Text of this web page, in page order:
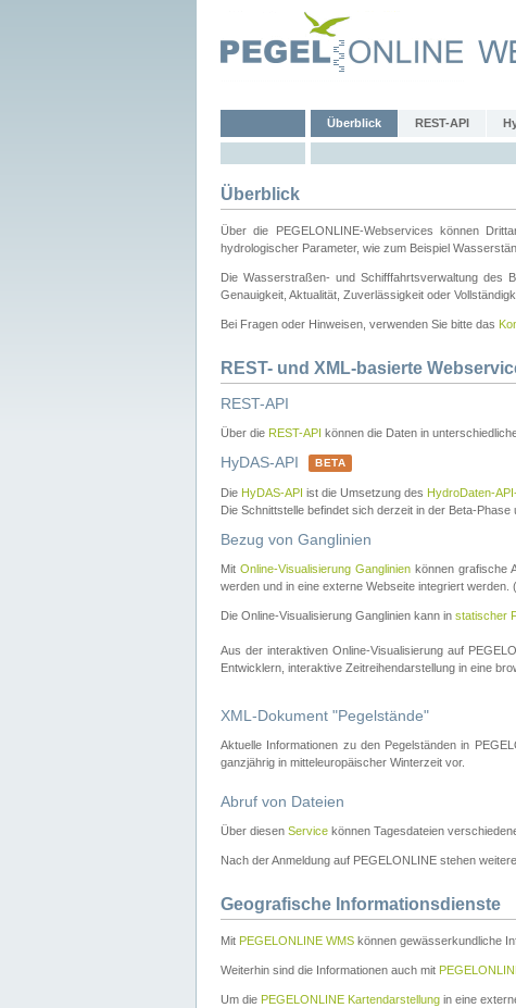
Überblick REST-API
Überblick
Über die PEGELONLINE-Webservices können
hydrologischer Parameter, wie zum Beispiel
Die Wasserstraßen- und Schifffahrtsverwaltung des
Genauigkeit, Aktualität, Zuverlässigkeit oder
Bei Fragen oder Hinweisen, verwenden Sie bitte das
REST- und XML-basierte
REST-API
Über die REST-API können die Daten in
HyDAS-API BETA
Die HyDAS-API ist die Umsetzung des HydroDaten-
Die Schnittstelle befindet sich derzeit in der Beta-
Bezug von Ganglinien
MitOnline-Visualisierung Ganglinien können grafische
werden und in eine externe Webseite integriert werden. (
Die Online-Visualisierung Ganglinien kann in statischer
Aus der interaktiven Online-Visualisierung auf
Entwicklern, interaktive Zeitreihendarstellung in eine
XML-Dokument "Pegelstände"
Aktuelle Informationen zu den Pegelständen in
ganzjährig in mitteleuropäischer Winterzeit vor.
Abruf von Dateien
Über diesen Service können Tagesdateien
Nach der Anmeldung auf PEGELONLINE stehen
Geografische Informationsdienste
Mit PEGELONLINE WMS können gewässerkundliche
Weiterhin sind die Informationen auch mit
Um die PEGELONLINE Kartendarstellung in eine